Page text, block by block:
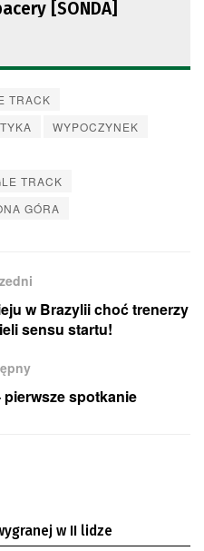
[SONDA]
TRACK
WYPOCZYNEK
TRACK
GÓRA
w Brazylii choć trenerzy
sensu startu!
pierwsze spotkanie
w II lidze